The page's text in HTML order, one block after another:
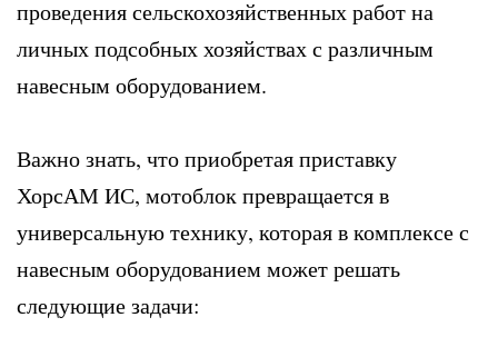
проведения сельскохозяйственных работ на
личных подсобных хозяйствах с различным
навесным оборудованием.
Важно знать, что приобретая приставку
ХорсАМ ИС, мотоблок превращается в
универсальную технику, которая в комплексе с
навесным оборудованием может решать
следующие задачи: